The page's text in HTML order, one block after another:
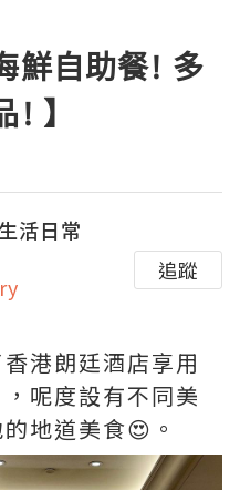
自助餐! 多
】
活日常
追蹤
港朗廷酒店享用
，呢度設有不同美
地道美食😍。